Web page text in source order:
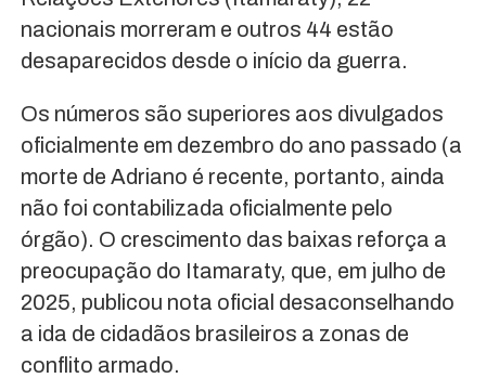
nacionais morreram e outros 44 estão
desaparecidos desde o início da guerra.
Os números são superiores aos divulgados
oficialmente em dezembro do ano passado (a
morte de Adriano é recente, portanto, ainda
não foi contabilizada oficialmente pelo
órgão). O crescimento das baixas reforça a
preocupação do Itamaraty, que, em julho de
2025, publicou nota oficial desaconselhando
a ida de cidadãos brasileiros a zonas de
conflito armado.